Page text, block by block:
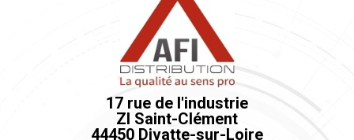
17 rue de l'industrie
ZI Saint-Clément
44450 Divatte-sur-Loire